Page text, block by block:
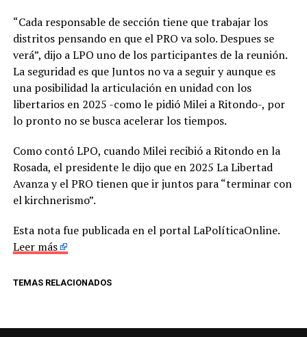
“Cada responsable de sección tiene que trabajar los
distritos pensando en que el PRO va solo. Despues se
verá”, dijo a LPO uno de los participantes de la reunión.
La seguridad es que Juntos no va a seguir y aunque es
una posibilidad la articulación en unidad con los
libertarios en 2025 -como le pidió Milei a Ritondo-, por
lo pronto no se busca acelerar los tiempos.
Como contó LPO, cuando Milei recibió a Ritondo en la
Rosada, el presidente le dijo que en 2025 La Libertad
Avanza y el PRO tienen que ir juntos para “terminar con
el kirchnerismo”.
Esta nota fue publicada en el portal LaPolíticaOnline.
Leer más
TEMAS RELACIONADOS